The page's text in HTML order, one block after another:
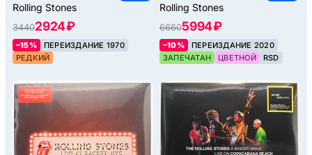
Rolling Stones
34402924 ₽
–15%
ПЕРЕИЗДАНИЕ 1970
РЕДКИЙ
Rolling Stones
66605994 ₽
–10%
ПЕРЕИЗДАНИЕ 2020
ЗАПЕЧАТАН
ЦВЕТНОЙ RSD